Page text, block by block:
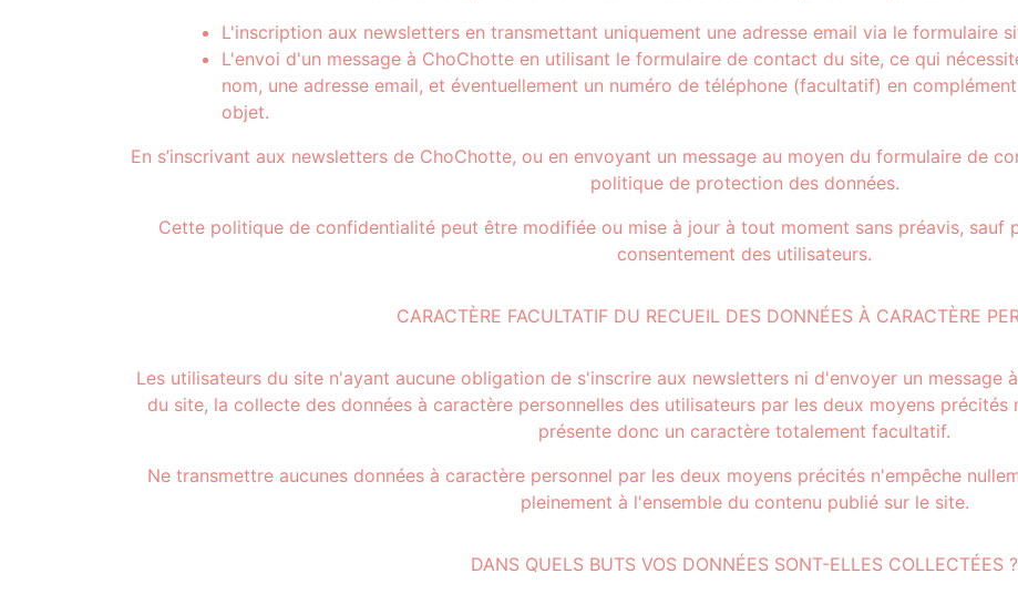
L'inscription aux newsletters en transmettant uniquement une adresse email via le formulaire
L'envoi d'un message à ChoChotte en utilisant le formulaire de contact du site, ce qui
nom, une adresse email, et éventuellement un numéro de téléphone (facultatif) en
objet.
En s’inscrivant aux newsletters de ChoChotte, ou en envoyant un message au moyen du formulaire de
politique de protection des données.
Cette politique de confidentialité peut être modifiée ou mise à jour à tout moment sans préavis, sauf
consentement des utilisateurs.
CARACTÈRE FACULTATIF DU RECUEIL DES DONNÉES À CARACTÈRE
Les utilisateurs du site n'ayant aucune obligation de s'inscrire aux newsletters ni d'envoyer un
du site, la collecte des données à caractère personnelles des utilisateurs par les deux moyens
présente donc un caractère totalement facultatif.
Ne transmettre aucunes données à caractère personnel par les deux moyens précités n'empêche
pleinement à l'ensemble du contenu publié sur le site.
DANS QUELS BUTS VOS DONNÉES SONT-ELLES COLLECTÉES ?